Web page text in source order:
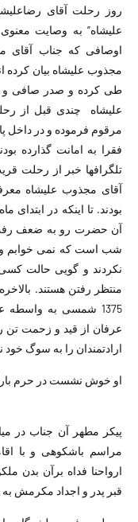
روز رحلت آقای
علیشاه” به وصایت
اوصافی که جناب آقای
مجذوب علیشاه بیان کرده
طی کرده و صدر صافی و
علیشاه چندی قبل از
مرقوم فرموده و در داخل
فقرا به امانت گذارده
تلگرافها خبر از رحلت
آقای مجذوب علیشاه
آن حضرت رو به ضعف رفت
شب است که نمی خوابم
نکردند و گویی حالت
1375 شمسی به
عرفان از قید و زحمت تن
ارادتمندان را به سوگ خود
او خوش نشست در حرم
پیکر مطهر آن جناب در
مراسم باشکوهی و با
ارواحنا فداه برآن بدن
قبر پدر و اجداد مکرمش